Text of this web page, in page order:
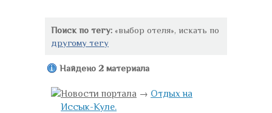
Поиск по тегу: «выбор отеля», искать по
другому тегу
Найдено 2 материала
Новости портала → Отдых на
Иссык-Куле.